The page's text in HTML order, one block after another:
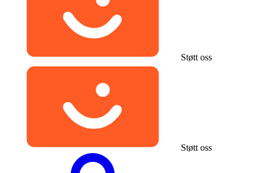
Støtt oss
Støtt oss